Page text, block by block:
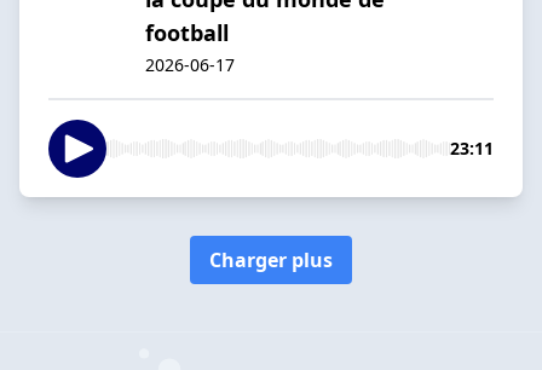
football
2026-06-17
23:11
Charger plus